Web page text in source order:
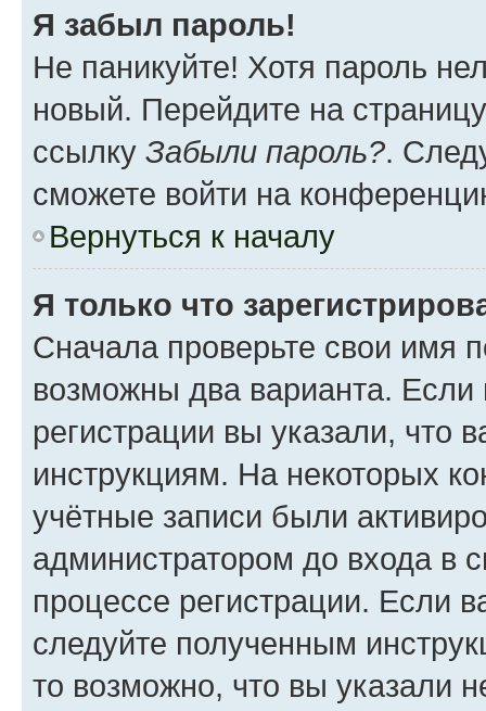
Я забыл пароль!
Не паникуйте! Хотя пароль
новый. Перейдите на
ссылку Забыли пароль?.
сможете войти на
Вернуться к началу
Я только что
Сначала проверьте свои имя
возможны два варианта.
регистрации вы указали, что
инструкциям. На некоторых
учётные записи были
администратором до входа в
процессе регистрации. Если
следуйте полученным
то возможно, что вы указали